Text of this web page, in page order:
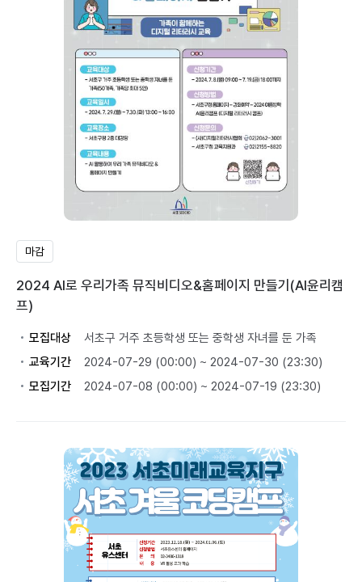
마감
2024 AI로 우리가족 뮤직비디오&홈페이지 만들기(AI윤리캠
프)
모집대상
서초구 거주 초등학생 또는 중학생 자녀를 둔 가족
교육기간
2024-07-29 (00:00) ~ 2024-07-30 (23:30)
모집기간
2024-07-08 (00:00) ~ 2024-07-19 (23:30)